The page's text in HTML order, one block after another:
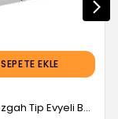
SEPETE EKLE
CSA Tezgah Tip Evyeli Buzdolabı, 2 Kapılı (141x70x85 cm) (Servis Garantili)